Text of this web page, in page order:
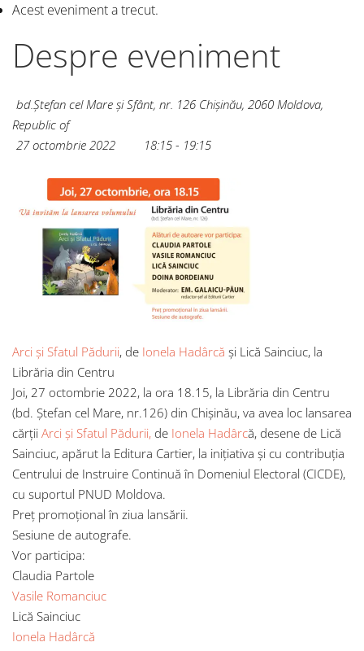
Acest eveniment a trecut.
Despre eveniment
bd.Ștefan cel Mare și Sfânt, nr. 126 Chișinău, 2060 Moldova,
Republic of
27 octombrie 2022
18:15 - 19:15
Arci și Sfatul Pădurii, de Ionela Hadârcă și Lică Sainciuc, la
Librăria din Centru
Joi, 27 octombrie 2022, la ora 18.15, la Librăria din Centru
(bd. Ștefan cel Mare, nr.126) din Chișinău, va avea loc lansarea
cărții Arci și Sfatul Pădurii, de Ionela Hadârcă, desene de Lică
Sainciuc, apărut la Editura Cartier, la inițiativa și cu contribuția
Centrului de Instruire Continuă în Domeniul Electoral (CICDE),
cu suportul PNUD Moldova.
Preț promoțional în ziua lansării.
Sesiune de autografe.
Vor participa:
Claudia Partole
Vasile Romanciuc
Lică Sainciuc
Ionela Hadârcă